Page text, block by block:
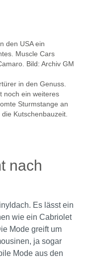
den USA ein
Muscle Cars
Bild: Archiv GM
in den Genuss.
noch ein weiteres
Sturmstange an
Kutschenbauzeit.
nach
Es lässt ein
wie ein Cabriolet
Mode greift um
ja sogar
Mode aus den